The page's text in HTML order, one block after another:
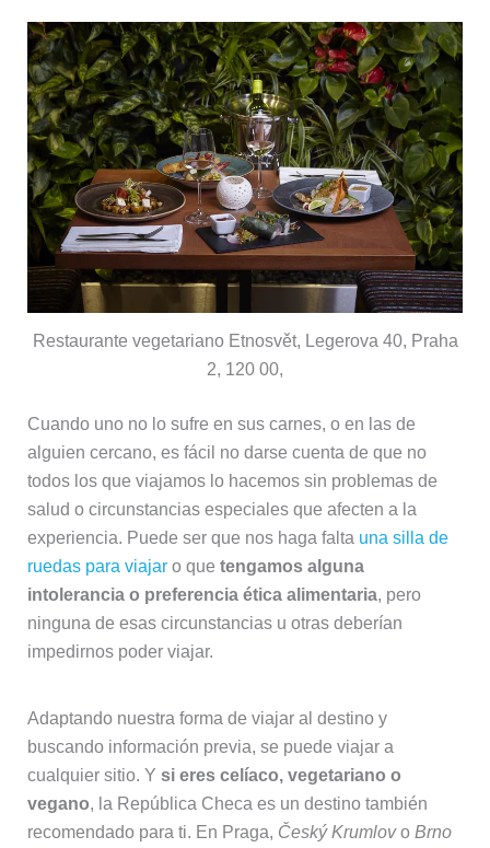
Restaurante vegetariano Etnosvět, Legerova 40, Praha
2, 120 00,
Cuando uno no lo sufre en sus carnes, o en las de
alguien cercano, es fácil no darse cuenta de que no
todos los que viajamos lo hacemos sin problemas de
salud o circunstancias especiales que afecten a la
experiencia. Puede ser que nos haga falta una silla de
ruedas para viajaro que tengamos alguna
intolerancia o preferencia ética alimentaria, pero
ninguna de esas circunstancias u otras deberían
impedirnos poder viajar.
Adaptando nuestra forma de viajar al destino y
buscando información previa, se puede viajar a
cualquier sitio. Y si eres celíaco, vegetariano o
vegano, la República Checa es un destino también
recomendado para ti. En Praga, Český Krumlovo Brno